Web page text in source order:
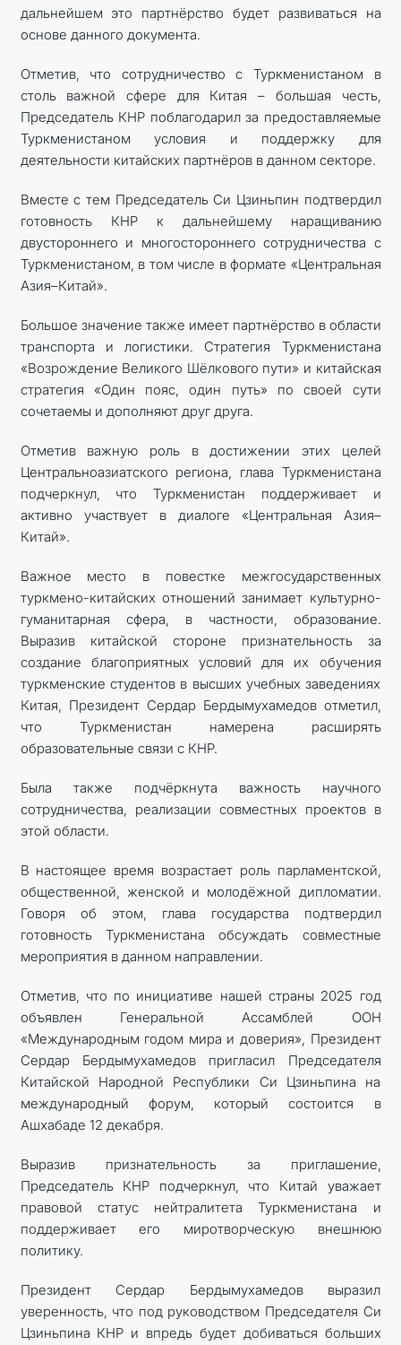
дальнейшем это партнёрство будет развиваться на
основе данного документа.
Отметив, что сотрудничество с Туркменистаном в
столь важной сфере для Китая – большая честь,
Председатель КНР поблагодарил за предоставляемые
Туркменистаном условия и поддержку для
деятельности китайских партнёров в данном секторе.
Вместе с тем Председатель Си Цзиньпин подтвердил
готовность КНР к дальнейшему наращиванию
двустороннего и многостороннего сотрудничества с
Туркменистаном, в том числе в формате «Центральная
Азия–Китай».
Большое значение также имеет партнёрство в области
транспорта и логистики. Стратегия Туркменистана
«Возрождение Великого Шёлкового пути» и китайская
стратегия «Один пояс, один путь» по своей сути
сочетаемы и дополняют друг друга.
Отметив важную роль в достижении этих целей
Центральноазиатского региона, глава Туркменистана
подчеркнул, что Туркменистан поддерживает и
активно участвует в диалоге «Центральная Азия–
Китай».
Важное место в повестке межгосударственных
туркмено-китайских отношений занимает культурно-
гуманитарная сфера, в частности, образование.
Выразив китайской стороне признательность за
создание благоприятных условий для их обучения
туркменские студентов в высших учебных заведениях
Китая, Президент Сердар Бердымухамедов отметил,
что Туркменистан намерена расширять
образовательные связи с КНР.
Была также подчёркнута важность научного
сотрудничества, реализации совместных проектов в
этой области.
В настоящее время возрастает роль парламентской,
общественной, женской и молодёжной дипломатии.
Говоря об этом, глава государства подтвердил
готовность Туркменистана обсуждать совместные
мероприятия в данном направлении.
Отметив, что по инициативе нашей страны 2025 год
объявлен Генеральной Ассамблей ООН
«Международным годом мира и доверия», Президент
Сердар Бердымухамедов пригласил Председателя
Китайской Народной Республики Си Цзиньпина на
международный форум, который состоится в
Ашхабаде 12 декабря.
Выразив признательность за приглашение,
Председатель КНР подчеркнул, что Китай уважает
правовой статус нейтралитета Туркменистана и
поддерживает его миротворческую внешнюю
политику.
Президент Сердар Бердымухамедов выразил
уверенность, что под руководством Председателя Си
Цзиньпина КНР и впредь будет добиваться больших